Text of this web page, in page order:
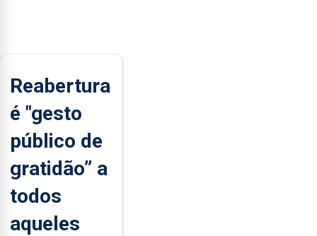
Reabertura
é "gesto
público de
gratidão” a
todos
aqueles